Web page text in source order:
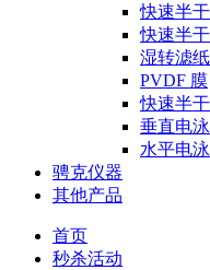
快速半
快速半
湿转滤纸
PVDF 膜
快速半
垂直电
水平电
骋克仪器
其他产品
首页
秒杀活动